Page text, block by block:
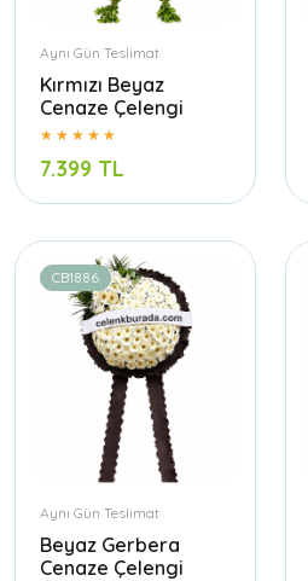
Aynı Gün Teslimat
Kırmızı Beyaz
Cenaze Çelengi
7.399 TL
CB1886
Aynı Gün Teslimat
Beyaz Gerbera
Cenaze Çelengi